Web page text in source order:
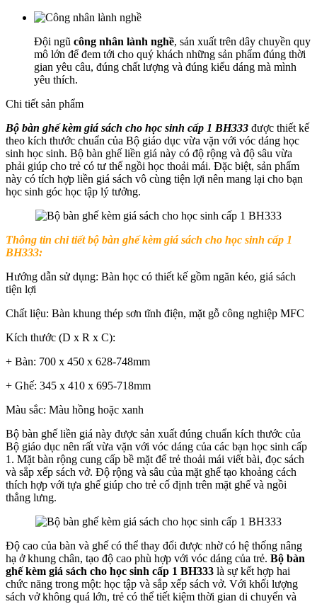
Đội ngũ công nhân lành nghề, sản xuất trên dây chuyền quy
mô lớn để đem tới cho quý khách những sản phẩm đúng thời
gian yêu câu, đúng chất lượng và đúng kiểu dáng mà mình
yêu thích.
Chi tiết sản phẩm
Bộ bàn ghế kèm giá sách cho học sinh cấp 1 BH333 được thiết kế
theo kích thước chuẩn của Bộ giáo dục vừa vặn với vóc dáng học
sinh học sinh. Bộ bàn ghế liền giá này có độ rộng và độ sâu vừa
phải giúp cho trẻ có tư thế ngồi học thoải mái. Đặc biệt, sản phẩm
này có tích hợp liền giá sách vô cùng tiện lợi nên mang lại cho bạn
học sinh góc học tập lý tưởng.
Thông tin chi tiết bộ bàn ghế kèm giá sách cho học sinh cấp 1
BH333:
Hướng dẫn sử dụng: Bàn học có thiết kế gồm ngăn kéo, giá sách
tiện lợi
Chất liệu: Bàn khung thép sơn tĩnh điện, mặt gỗ công nghiệp MFC
Kích thước (D x R x C):
+ Bàn: 700 x 450 x 628-748mm
+ Ghế: 345 x 410 x 695-718mm
Màu sắc: Màu hồng hoặc xanh
Bộ bàn ghế liền giá này được sản xuất đúng chuẩn kích thước của
Bộ giáo dục nên rất vừa vặn với vóc dáng của các bạn học sinh cấp
1. Mặt bàn rộng cung cấp bề mặt để trẻ thoải mái viết bài, đọc sách
và sắp xếp sách vở. Độ rộng và sâu của mặt ghế tạo khoảng cách
thích hợp với tựa ghế giúp cho trẻ cố định trên mặt ghế và ngồi
thẳng lưng.
Độ cao của bàn và ghế có thể thay đổi được nhờ có hệ thống nâng
hạ ở khung chân, tạo độ cao phù hợp với vóc dáng của trẻ. Bộ bàn
ghế kèm giá sách cho học sinh cấp 1 BH333 là sự kết hợp hai
chức năng trong một: học tập và sắp xếp sách vở. Với khối lượng
sách vở không quá lớn, trẻ có thể tiết kiệm thời gian di chuyển và